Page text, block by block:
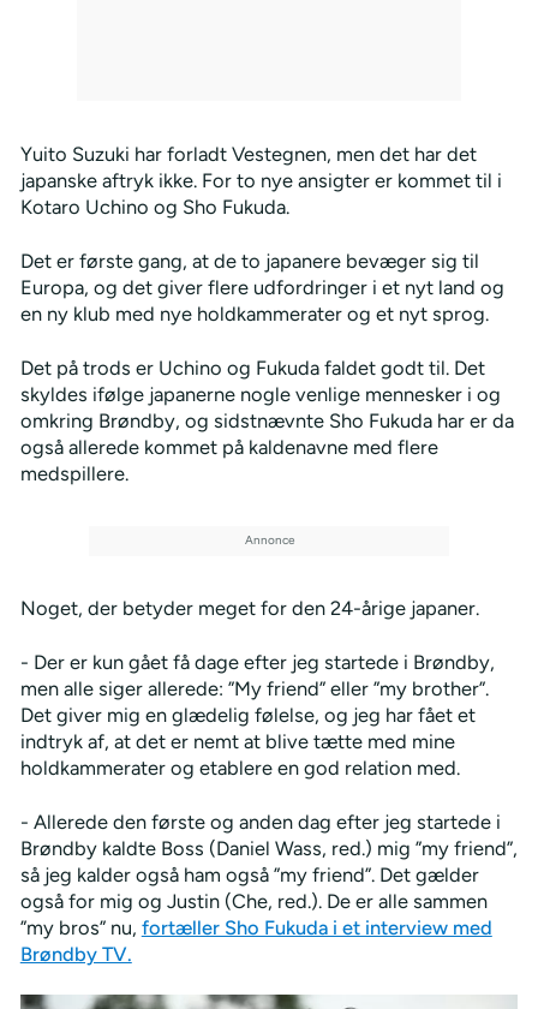
Yuito Suzuki har forladt Vestegnen, men det har det
japanske aftryk ikke. For to nye ansigter er kommet til i
Kotaro Uchino og Sho Fukuda.
Det er første gang, at de to japanere bevæger sig til
Europa, og det giver flere udfordringer i et nyt land og
en ny klub med nye holdkammerater og et nyt sprog.
Det på trods er Uchino og Fukuda faldet godt til. Det
skyldes ifølge japanerne nogle venlige mennesker i og
omkring Brøndby, og sidstnævnte Sho Fukuda har er da
også allerede kommet på kaldenavne med flere
medspillere.
Noget, der betyder meget for den 24-årige japaner.
- Der er kun gået få dage efter jeg startede i Brøndby,
men alle siger allerede: ”My friend” eller ”my brother”.
Det giver mig en glædelig følelse, og jeg har fået et
indtryk af, at det er nemt at blive tætte med mine
holdkammerater og etablere en god relation med.
- Allerede den første og anden dag efter jeg startede i
Brøndby kaldte Boss (Daniel Wass, red.) mig ”my friend”,
så jeg kalder også ham også ”my friend”. Det gælder
også for mig og Justin (Che, red.). De er alle sammen
”my bros” nu, fortæller Sho Fukuda i et interview med
Brøndby TV.